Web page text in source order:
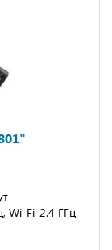
Wi-Fi-2.4 ГГц